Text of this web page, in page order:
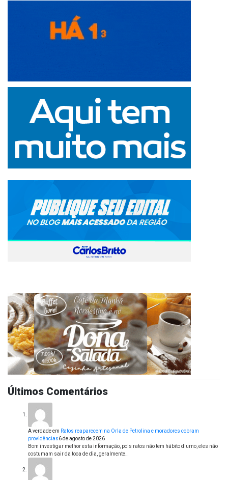
Últimos Comentários
A verdadeem Ratos reaparecem na Orla de Petrolina e moradores cobram
providências6 de agosto de 2026
Bom investigar melhor esta informação, pois ratos não tem hábito diurno, eles não
costumam sair da toca de dia, geralmente…